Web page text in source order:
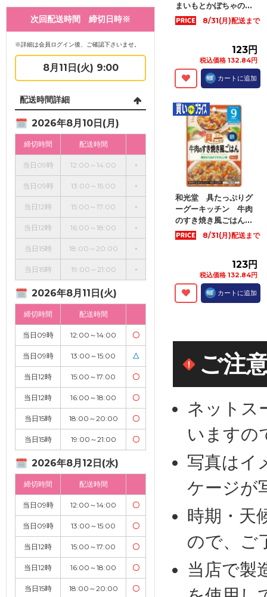
次回配送時間 締切日時※
※詳細は会員ログイン後、ご確認下さいませ。
8月11日(火) 9:00
配送時間詳細
2026年8月10日(月)
締切時間 配送時間
当日09時 12:00～14:00 ×
当日09時 13:00～15:00 ×
当日12時 15:00～17:00 ×
当日12時 16:00～18:00 ×
当日15時 18:00～20:00 ×
当日15時 19:00～21:00 ×
2026年8月11日(火)
締切時間 配送時間
当日09時 12:00～14:00 〇
当日09時 13:00～15:00 △
当日12時 15:00～17:00 〇
当日12時 16:00～18:00 〇
当日15時 18:00～20:00 〇
当日15時 19:00～21:00 〇
2026年8月12日(水)
締切時間 配送時間
当日09時 12:00～14:00 〇
当日09時 13:00～15:00 〇
当日12時 15:00～17:00 〇
当日12時 16:00～18:00 〇
当日15時 18:00～20:00 〇
まいもとかぼちゃの...
8/31(月)配送まで
123円
税込価格 132.84円
カートに追加
和光堂 具たっぷりグ
ーグーキッチン 牛肉
のすき焼き風ごはん...
8/31(月)配送まで
123円
税込価格 132.84円
カートに追加
ご注
ネットス
いますの
写真はイ
ケージが
時期・天
ので、ご
当店で製